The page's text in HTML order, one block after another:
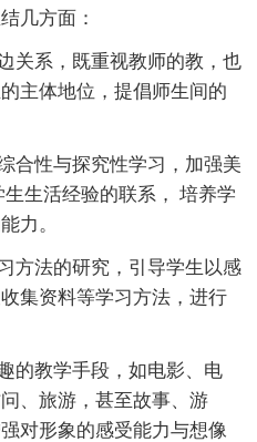
几方面：
关系，既重视教师的教，也
主体地位，提倡师生间的
合性与探究性学习，加强美
生活经验的联系， 培养学
力。
方法的研究，引导学生以感
集资料等学习方法，进行
的教学手段，如电影、电
、旅游，甚至故事、游
对形象的感受能力与想像